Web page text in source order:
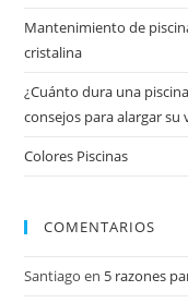
Mantenimiento de
cristalina
¿Cuánto dura una
consejos para alargar su
Colores Piscinas
COMENTARIOS
Santiago en 5 razones